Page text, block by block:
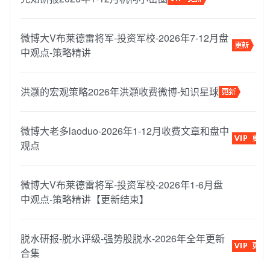
微博大V布莱德雷将军-投资军校-2026年7-12月盘
中观点-策略精讲
洪灏的宏观策略2026年洪灝收费微博-知识星球
微博大老多laoduo-2026年1-12月收费文章和盘中
观点
微博大V布莱德雷将军-投资军校-2026年1-6月盘
中观点-策略精讲【更新结束】
脱水研报-脱水评级-强势股脱水-2026年全年更新
合集